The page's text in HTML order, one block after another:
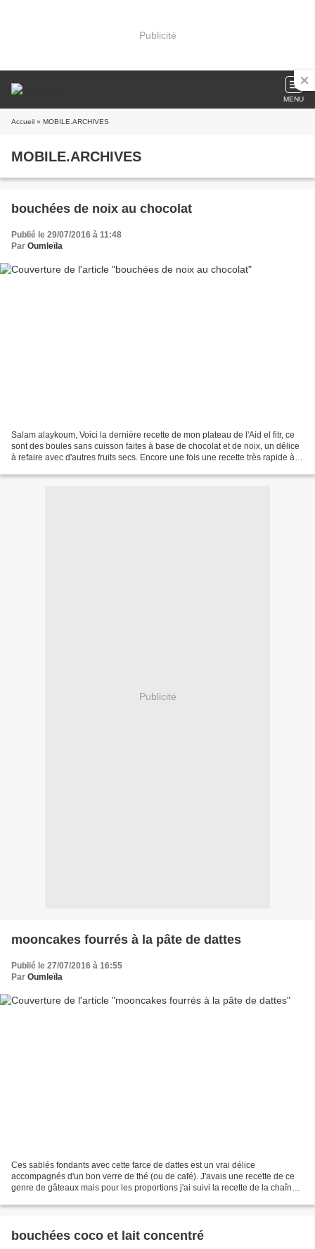
Publicité
MENU
Accueil » MOBILE.ARCHIVES
MOBILE.ARCHIVES
bouchées de noix au chocolat
Publié le 29/07/2016 à 11:48
Par Oumleïla
Salam alaykoum, Voici la dernière recette de mon plateau de l'Aid el fitr, ce
sont des boules sans cuisson faites à base de chocolat et de noix, un délice
à refaire avec d'autres fruits secs. Encore une fois une recette très rapide à
Publicité
mooncakes fourrés à la pâte de dattes
Publié le 27/07/2016 à 16:55
Par Oumleïla
Ces sablés fondants avec cette farce de dattes est un vrai délice
accompagnés d'un bon verre de thé (ou de café). J'avais une recette de ce
genre de gâteaux mais pour les proportions j'ai suivi la recette de la chaîne
bouchées coco et lait concentré